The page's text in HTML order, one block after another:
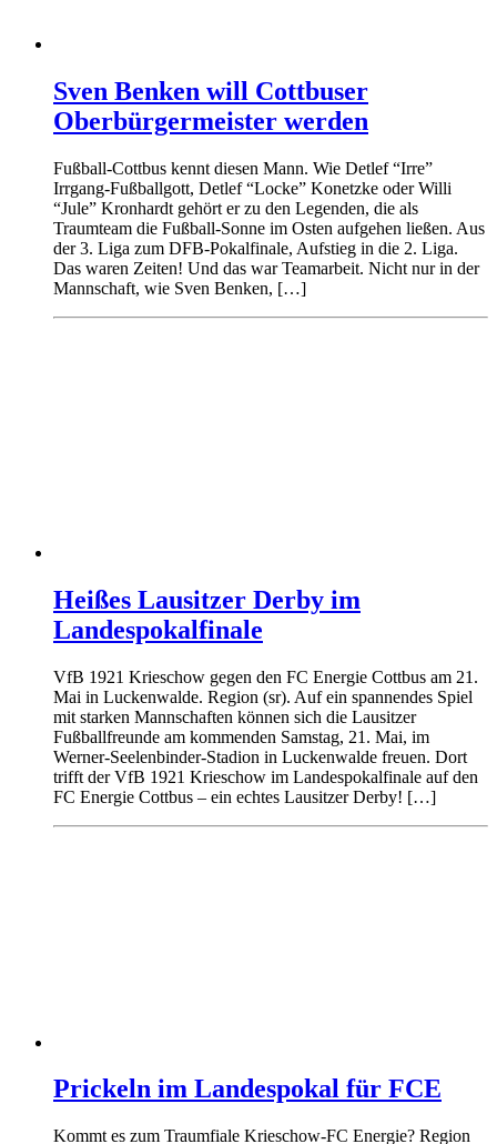
Sven Benken will Cottbuser
Oberbürgermeister werden
Fußball-Cottbus kennt diesen Mann. Wie Detlef “Irre”
Irrgang-Fußballgott, Detlef “Locke” Konetzke oder Willi
“Jule” Kronhardt gehört er zu den Legenden, die als
Traumteam die Fußball-Sonne im Osten aufgehen ließen. Aus
der 3. Liga zum DFB-Pokalfinale, Aufstieg in die 2. Liga.
Das waren Zeiten! Und das war Teamarbeit. Nicht nur in der
Mannschaft, wie Sven Benken, […]
Heißes Lausitzer Derby im
Landespokalfinale
VfB 1921 Krieschow gegen den FC Energie Cottbus am 21.
Mai in Luckenwalde. Region (sr). Auf ein spannendes Spiel
mit starken Mannschaften können sich die Lausitzer
Fußballfreunde am kommenden Samstag, 21. Mai, im
Werner-Seelenbinder-Stadion in Luckenwalde freuen. Dort
trifft der VfB 1921 Krieschow im Landespokalfinale auf den
FC Energie Cottbus – ein echtes Lausitzer Derby! […]
Prickeln im Landespokal für FCE
Kommt es zum Traumfiale Krieschow-FC Energie? Region